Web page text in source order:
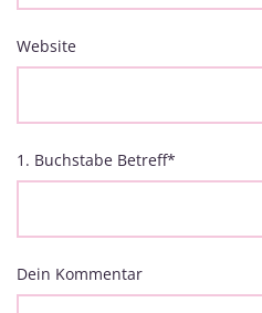
Website
1. Buchstabe Betreff*
Dein Kommentar